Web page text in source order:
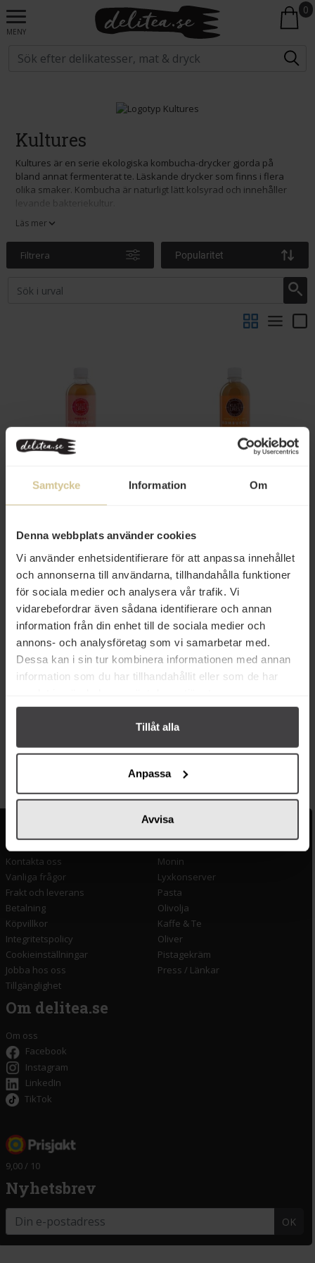
Samtycke Information Om
Denna webbplats använder cookies
Vi använder enhetsidentifierare för att anpassa innehållet
och annonserna till användarna, tillhandahålla funktioner
för sociala medier och analysera vår trafik. Vi
vidarebefordrar även sådana identifierare och annan
information från din enhet till de sociala medier och
annons- och analysföretag som vi samarbetar med.
Dessa kan i sin tur kombinera informationen med annan
information som du har tillhandahållit eller som de har
Tillåt alla
Anpassa
Avvisa
MENY
0
Kultures
Kultures är en serie ekologiska kombucha-drycker gjorda på
bland annat fermenterat te. Läskande drycker som finns i flera
olika smaker. Kombucha är naturligt lätt kolsyrad och innehåller
levande bakteriekultur.
Läs mer
Filtrera Popularitet
32 kr
Kultures Kombucha Persika
400ml
Köp
Kultures Kombucha Ingefära &
Lime 400ml
Kultures Kombucha Hallon
Kultures Kombucha Original
Kundservice
Kontakta oss
Vanliga frågor
Frakt och leverans
Betalning
Köpvillkor
Integritetspolicy
Cookieinställningar
Jobba hos oss
Tillgänglighet
Populära länkar
Monin
Lyxkonserver
Pasta
Olivolja
Kaffe & Te
Oliver
Pistagekräm
Press / Länkar
Om delitea.se
Om oss
Facebook
Instagram
LinkedIn
TikTok
9,00 / 10
Nyhetsbrev
OK